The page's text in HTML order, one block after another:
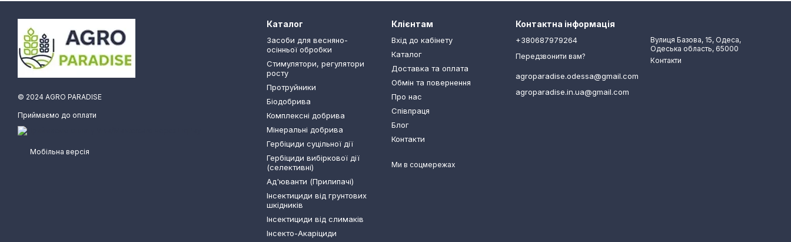
© 2024 AGRO PARADISE
Приймаємо до оплати
Мобільна версія
Каталог
Засоби для весняно-
осінньої обробки
Стимулятори, регулятори
росту
Протруйники
Біодобрива
Комплексні добрива
Мінеральні добрива
Гербіциди суцільної дії
Гербіциди вибіркової дії
(селективні)
Ад'юванти (Прилипачі)
Інсектициди від грунтових
шкідників
Інсектициди від слимаків
Інсекто-Акаріциди
Клієнтам
Вхід до кабінету
Каталог
Доставка та оплата
Обмін та повернення
Про нас
Співпраця
Блог
Контакти
Ми в соцмережах
Контактна інформація
+380687979264
Передзвонити вам?
agroparadise.odessa@gmail.com
agroparadise.in.ua@gmail.com
Вулиця Базова, 15, Одеса,
Одеська область, 65000
Контакти